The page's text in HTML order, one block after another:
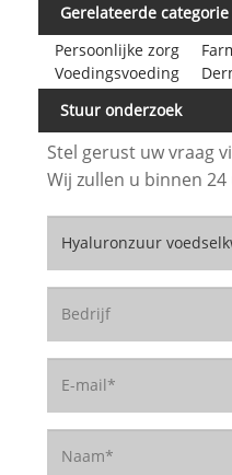
Gerelateerde categorie
Persoonlijke zorg
Voedingsvoeding
Stuur onderzoek
Stel gerust uw vraag
Wij zullen u binnen